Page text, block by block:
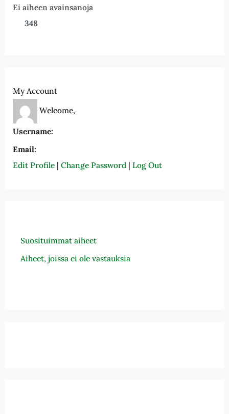
Ei aiheen avainsanoja
348
My Account
Welcome,
Username:
Email:
Edit Profile| Change Password | Log Out
Suosituimmat aiheet
Aiheet, joissa ei ole vastauksia